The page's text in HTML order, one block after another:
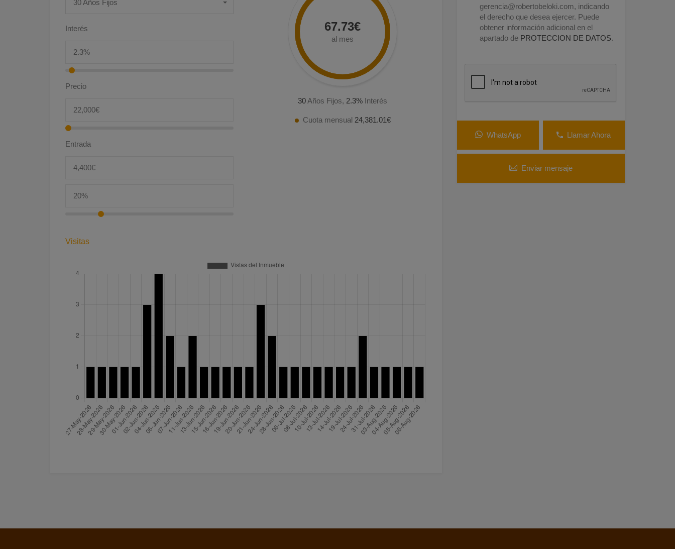
30 Años Fijos
Interés
Precio
Entrada
67.73€
al mes
30Años Fijos, 2.3% Interés
Cuota mensual 24,381.01€
Visitas
gerencia@robertobeloki.com, indicando
el derecho que desea ejercer. Puede
obtener información adicional en el
apartado de PROTECCION DE DATOS.
WhatsApp Llamar Ahora
Enviar mensaje